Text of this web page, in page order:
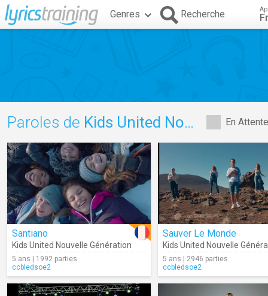
Genres Recherche
En
Paroles de Kids United Nouvelle Génération
Santiano
Kids United Nouvelle Génération
5 ans | 1992 parties
ccbledsoe2
Sauver Le Monde
Kids United Nouvelle
5 ans | 2946 parties
ccbledsoe2